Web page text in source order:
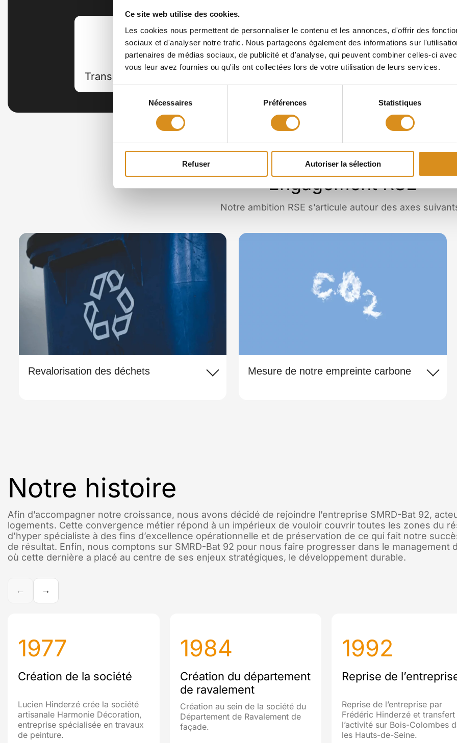
Ce site web utilise des cookies.
Les cookies nous permettent de personnaliser le contenu et les annonces, d'offrir des
sociaux et d'analyser notre trafic. Nous partageons également des informations sur
partenaires de médias sociaux, de publicité et d'analyse, qui peuvent combiner celles-ci
vous leur avez fournies ou qu'ils ont collectées lors de votre utilisation de leurs services.
Sélection
consentement
Nécessaires Préférences Statistiques
Refuser Autoriser la sélection
Transparence
Engagement RSE
Notre ambition RSE s’articule autour des axes
Revalorisation des déchets Mesure de notre empreinte carbone
Notre histoire
Afin d’accompagner notre croissance, nous avons décidé de rejoindre l’entreprise SMRD-Bat 92,
logements. Cette convergence métier répond à un impérieux de vouloir couvrir toutes les zones du
d’hyper spécialiste à des fins d’excellence opérationnelle et de préservation de ce qui fait notre
de résultat. Enfin, nous comptons sur SMRD-Bat 92 pour nous faire progresser dans le management
où cette dernière a placé au centre de ses enjeux stratégiques, le développement durable.
← →
1977
Création de la société
Lucien Hinderzé crée la société
artisanale Harmonie Décoration,
entreprise spécialisée en travaux
de peinture.
1984
Création du département
de ravalement
Création au sein de la société du
Département de Ravalement de
façade.
1992
Reprise de
Reprise de l’entreprise par
Frédéric Hinderzé et transfert
l’activité sur Bois-Colombes
les Hauts-de-Seine.